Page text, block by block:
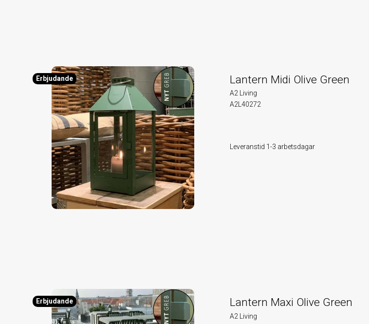
Erbjudande Lantern Midi Olive Green
A2 Living
A2L40272
Leveranstid 1-3 arbetsdagar
Erbjudande Lantern Maxi Olive Green
A2 Living